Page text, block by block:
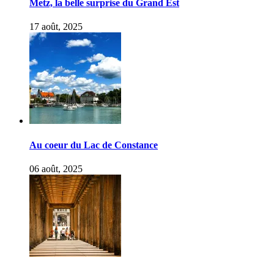
Metz, la belle surprise du Grand Est
17 août, 2025
Au coeur du Lac de Constance
06 août, 2025